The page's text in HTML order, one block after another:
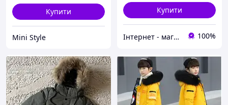
Купити
Mini Style
Купити
Інтернет - магазин дитячого одягу "Junior" 100%